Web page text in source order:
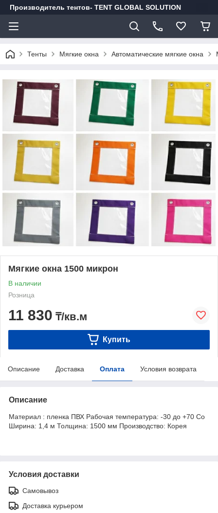
Производитель тентов- TENT GLOBAL SOLUTION
Тенты Мягкие окна Автоматические мягкие окна
Мягкие окна 1500 микрон
В наличии
Розница
11 830 ₸/кв.м
Купить
Описание Доставка Оплата Условия возврата
Описание
Материал : пленка ПВХ Рабочая температура: -30 до +70 Co
Ширина: 1,4 м Толщина: 1500 мм Производство: Корея
Условия доставки
Самовывоз
Доставка курьером